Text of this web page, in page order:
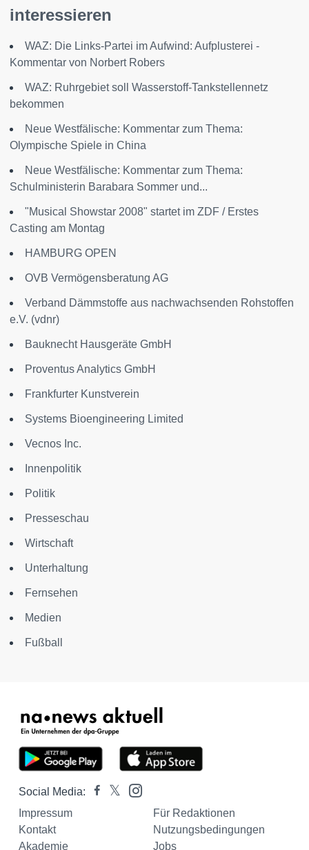
interessieren
WAZ: Die Links-Partei im Aufwind: Aufplusterei -
Kommentar von Norbert Robers
WAZ: Ruhrgebiet soll Wasserstoff-Tankstellennetz
bekommen
Neue Westfälische: Kommentar zum Thema:
Olympische Spiele in China
Neue Westfälische: Kommentar zum Thema:
Schulministerin Barabara Sommer und...
"Musical Showstar 2008" startet im ZDF / Erstes
Casting am Montag
HAMBURG OPEN
OVB Vermögensberatung AG
Verband Dämmstoffe aus nachwachsenden Rohstoffen
e.V. (vdnr)
Bauknecht Hausgeräte GmbH
Proventus Analytics GmbH
Frankfurter Kunstverein
Systems Bioengineering Limited
Vecnos Inc.
Innenpolitik
Politik
Presseschau
Wirtschaft
Unterhaltung
Fernsehen
Medien
Fußball
Social Media:
Impressum
Für Redaktionen
Kontakt
Nutzungsbedingungen
Akademie
Jobs